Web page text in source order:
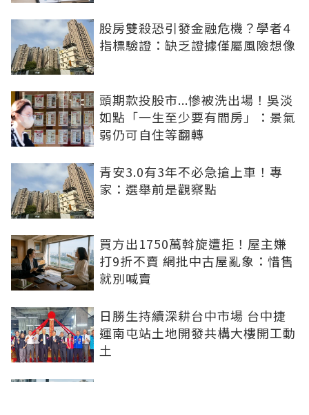
股房雙殺恐引發金融危機？學者4
指標驗證：缺乏證據僅屬風險想像
頭期款投股市...慘被洗出場！吳淡
如點「一生至少要有間房」：景氣
弱仍可自住等翻轉
青安3.0有3年不必急搶上車！專
家：選舉前是觀察點
買方出1750萬斡旋遭拒！屋主嫌
打9折不賣 網批中古屋亂象：惜售
就別喊賣
日勝生持續深耕台中市場 台中捷
運南屯站土地開發共構大樓開工動
土